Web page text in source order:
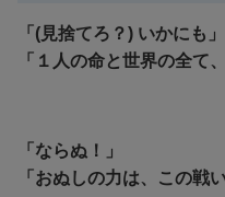
「(見捨てろ？) いかにも」
「１人の命と世界の全て
「ならぬ！」
「おぬしの力は、この戦